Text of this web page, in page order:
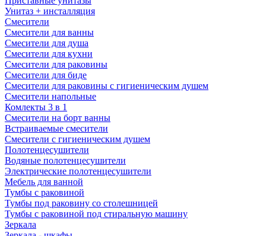
Унитаз + инсталляция
Смесители
Смесители для ванны
Смесители для душа
Смесители для кухни
Смесители для раковины
Смесители для биде
Смесители для раковины с гигиеническим душем
Смесители напольные
Комлекты 3 в 1
Смесители на борт ванны
Встраиваемые смесители
Смесители с гигиеническим душем
Полотенцесушители
Водяные полотенцесушители
Электрические полотенцесушители
Мебель для ванной
Тумбы с раковиной
Тумбы под раковину со столешницей
Тумбы с раковиной под стиральную машину
Зеркала